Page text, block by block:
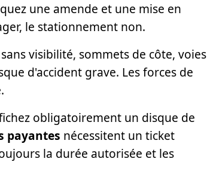
une amende et une mise en
le stationnement non.
visibilité, sommets de côte, voies
d'accident grave. Les forces de
obligatoirement un disque de
payantes nécessitent un ticket
la durée autorisée et les